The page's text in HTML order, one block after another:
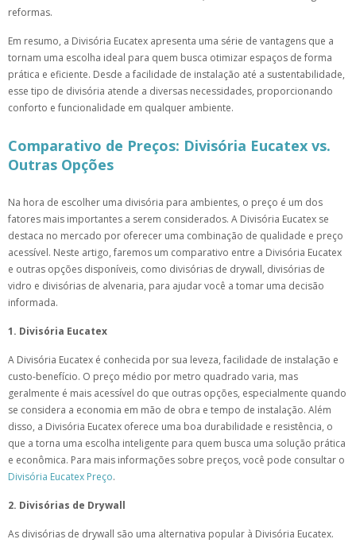
reformas.
Em resumo, a Divisória Eucatex apresenta uma série de vantagens que a
tornam uma escolha ideal para quem busca otimizar espaços de forma
prática e eficiente. Desde a facilidade de instalação até a sustentabilidade,
esse tipo de divisória atende a diversas necessidades, proporcionando
conforto e funcionalidade em qualquer ambiente.
Comparativo de Preços: Divisória Eucatex vs.
Outras Opções
Na hora de escolher uma divisória para ambientes, o preço é um dos
fatores mais importantes a serem considerados. A Divisória Eucatex se
destaca no mercado por oferecer uma combinação de qualidade e preço
acessível. Neste artigo, faremos um comparativo entre a Divisória Eucatex
e outras opções disponíveis, como divisórias de drywall, divisórias de
vidro e divisórias de alvenaria, para ajudar você a tomar uma decisão
informada.
1. Divisória Eucatex
A Divisória Eucatex é conhecida por sua leveza, facilidade de instalação e
custo-benefício. O preço médio por metro quadrado varia, mas
geralmente é mais acessível do que outras opções, especialmente quando
se considera a economia em mão de obra e tempo de instalação. Além
disso, a Divisória Eucatex oferece uma boa durabilidade e resistência, o
que a torna uma escolha inteligente para quem busca uma solução prática
e econômica. Para mais informações sobre preços, você pode consultar o
Divisória Eucatex Preço.
2. Divisórias de Drywall
As divisórias de drywall são uma alternativa popular à Divisória Eucatex.